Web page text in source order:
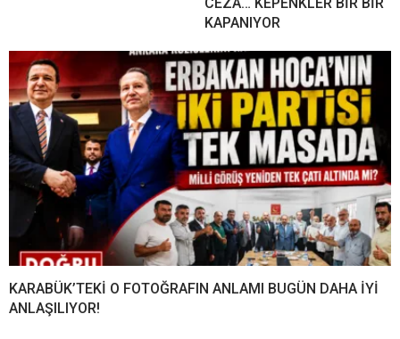
CEZA… KEPENKLER BİR BİR
KAPANIYOR
KARABÜK’TEKİ O FOTOĞRAFIN ANLAMI BUGÜN DAHA İYİ
ANLAŞILIYOR!